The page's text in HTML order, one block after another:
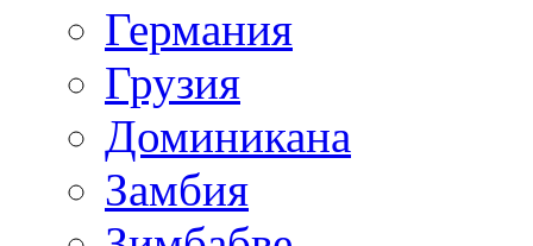
Германия
Грузия
Доминикана
Замбия